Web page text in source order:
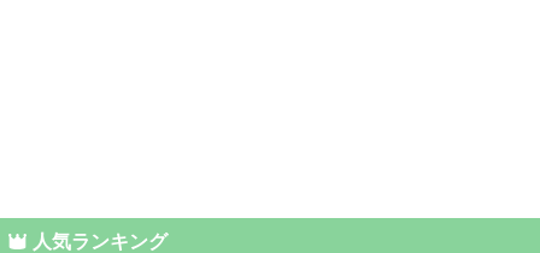
人気ランキング